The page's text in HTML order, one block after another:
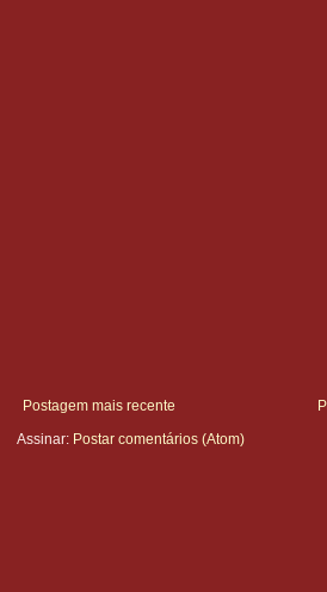
Postagem mais recente
Assinar: Postar comentários (Atom)